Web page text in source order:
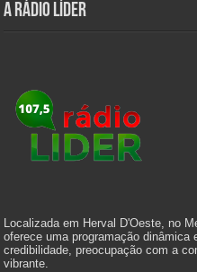
A Rádio Líder
Localizada em Herval D'Oeste, no
oferece uma programação dinâmica
credibilidade, preocupação com a
vibrante.